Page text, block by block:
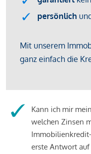
Kann ich mir
welchen Zinsen
erste Antwort auf